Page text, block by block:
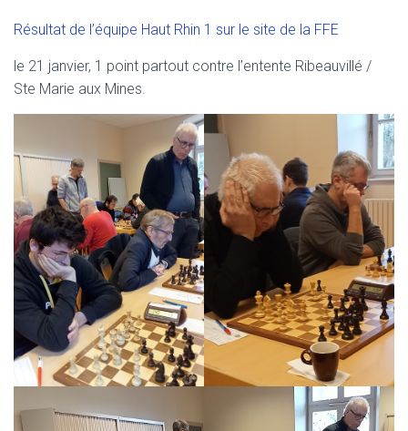
Résultat de l’équipe Haut Rhin 1 sur le site de la FFE
le 21 janvier, 1 point partout contre l’entente Ribeauvillé /
Ste Marie aux Mines.